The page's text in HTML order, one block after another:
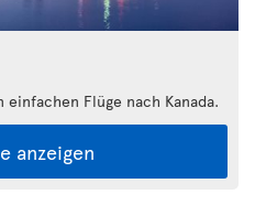
Flüge nach Kanada.
anzeigen